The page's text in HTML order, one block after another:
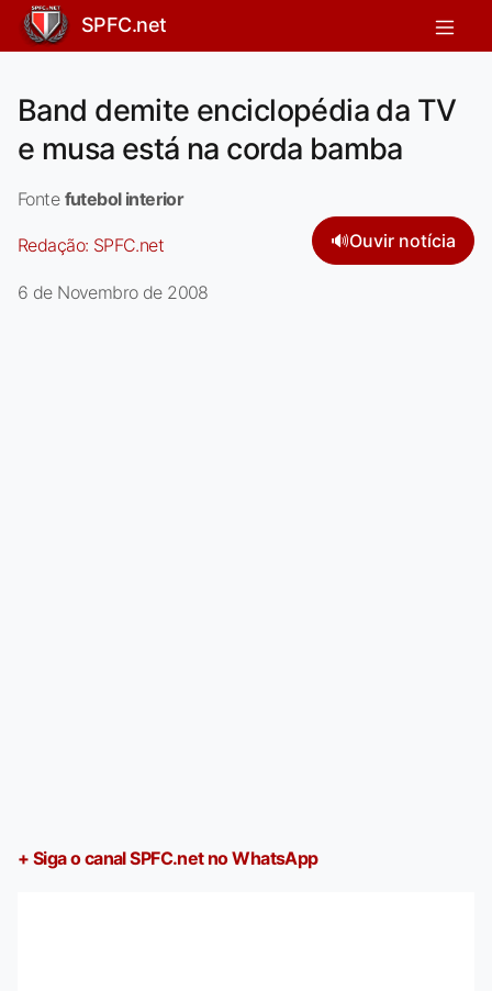
SPFC.net
Band demite enciclopédia da TV
e musa está na corda bamba
Fonte futebol interior
Redação: SPFC.net 🔊Ouvir notícia
6 de Novembro de 2008
+ Siga o canal SPFC.net no WhatsApp